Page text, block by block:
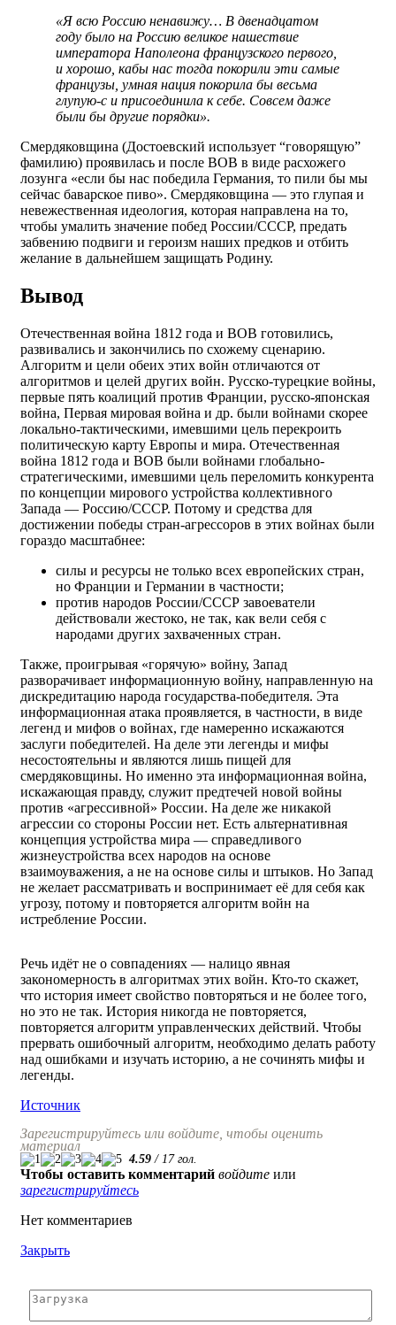
«Я всю Россию ненавижу… В двенадцатом
году было на Россию великое нашествие
императора Наполеона французского первого,
и хорошо, кабы нас тогда покорили эти самые
французы, умная нация покорила бы весьма
глупую-с и присоединила к себе. Совсем даже
были бы другие порядки».
Смердяковщина (Достоевский использует “говорящую”
фамилию) проявилась и после ВОВ в виде расхожего
лозунга «если бы нас победила Германия, то пили бы мы
сейчас баварское пиво». Смердяковщина — это глупая и
невежественная идеология, которая направлена на то,
чтобы умалить значение побед России/СССР, предать
забвению подвиги и героизм наших предков и отбить
желание в дальнейшем защищать Родину.
Вывод
Отечественная война 1812 года и ВОВ готовились,
развивались и закончились по схожему сценарию.
Алгоритм и цели обеих этих войн отличаются от
алгоритмов и целей других войн. Русско-турецкие войны,
первые пять коалиций против Франции, русско-японская
война, Первая мировая война и др. были войнами скорее
локально-тактическими, имевшими цель перекроить
политическую карту Европы и мира. Отечественная
война 1812 года и ВОВ были войнами глобально-
стратегическими, имевшими цель переломить конкурента
по концепции мирового устройства коллективного
Запада — Россию/СССР. Потому и средства для
достижении победы стран-агрессоров в этих войнах были
гораздо масштабнее:
силы и ресурсы не только всех европейских стран,
но Франции и Германии в частности;
против народов России/СССР завоеватели
действовали жестоко, не так, как вели себя с
народами других захваченных стран.
Также, проигрывая «горячую» войну, Запад
разворачивает информационную войну, направленную на
дискредитацию народа государства-победителя. Эта
информационная атака проявляется, в частности, в виде
легенд и мифов о войнах, где намеренно искажаются
заслуги победителей. На деле эти легенды и мифы
несостоятельны и являются лишь пищей для
смердяковщины. Но именно эта информационная война,
искажающая правду, служит предтечей новой войны
против «агрессивной» России. На деле же никакой
агрессии со стороны России нет. Есть альтернативная
концепция устройства мира — справедливого
жизнеустройства всех народов на основе
взаимоуважения, а не на основе силы и штыков. Но Запад
не желает рассматривать и воспринимает её для себя как
угрозу, потому и повторяется алгоритм войн на
истребление России.
Речь идёт не о совпадениях — налицо явная
закономерность в алгоритмах этих войн. Кто-то скажет,
что история имеет свойство повторяться и не более того,
но это не так. История никогда не повторяется,
повторяется алгоритм управленческих действий. Чтобы
прервать ошибочный алгоритм, необходимо делать работу
над ошибками и изучать историю, а не сочинять мифы и
легенды.
Источник
Зарегистрируйтесь или войдите, чтобы оценить
материал
4.59 / 17гол.
Чтобы оставить комментарий войдите или
зарегистрируйтесь
Нет комментариев
Закрыть